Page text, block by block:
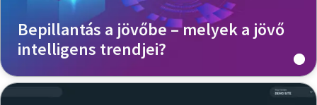
Bepillantás a jövőbe – melyek a jövő
intelligens trendjei?